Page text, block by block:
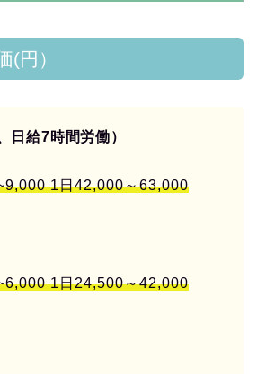
(円）
日給7時間労働）
1日42,000～63,000
1日24,500～42,000